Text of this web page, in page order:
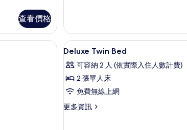
查看價格
人
床,
露
台,
泳
池
景
洋
房,
1
特
大
人
床,
露
床墊、迷你吧、客房內保險箱、書桌
顯
示
Deluxe
Twin
Bed
的
7
Deluxe Twin Bed
可容納 2 人 (依實際入住人數計費)
2 張單人床
免費無線上網
更多資訊
更